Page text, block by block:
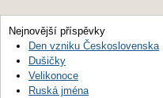
Nejnovější příspěvky
Den vzniku Československa
Dušičky
Velikonoce
Ruská jména